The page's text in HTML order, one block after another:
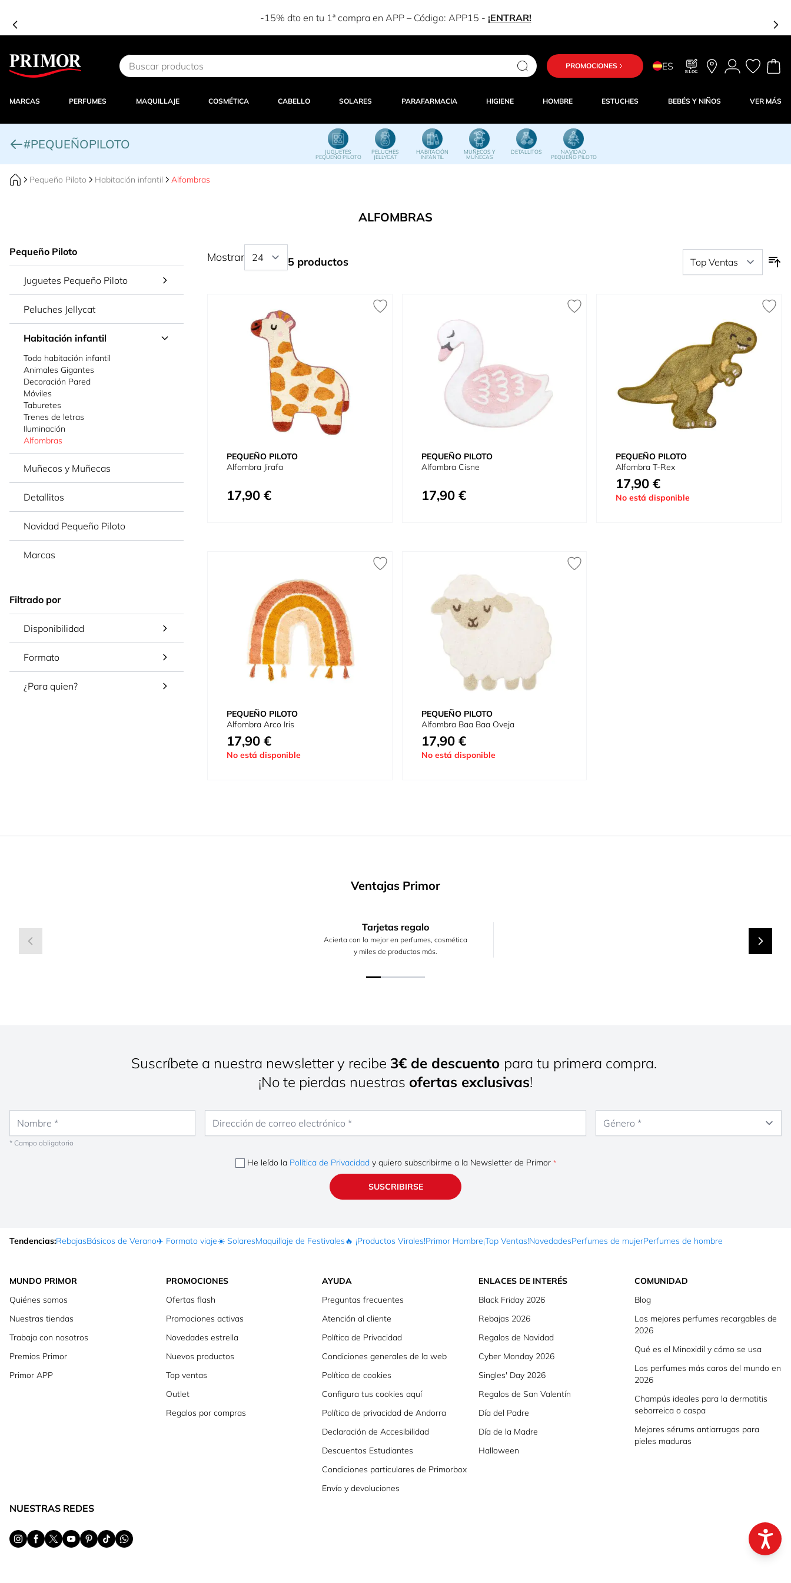
Ir al contenido
PROMOCIONES ES BLOG
MARCAS PERFUMES MAQUILLAJE COSMÉTICA CABELLO SOLARES PARAFARMACIA HIGIENE HOMBRE ESTUCHES BEBÉS Y NIÑOS VER MÁS
#PEQUEÑOPILOTO
JUGUETES
PEQUEÑO PILOTO
PELUCHES
JELLYCAT
HABITACIÓN
INFANTIL
MUÑECOS Y
MUÑECAS
DETALLITOS
NAVIDAD
PEQUEÑO PILOTO
Pequeño Piloto Habitación infantil Alfombras
ALFOMBRAS
Pequeño Piloto
Juguetes Pequeño Piloto
Peluches Jellycat
Habitación infantil
Todo habitación infantil
Animales Gigantes
Decoración Pared
Móviles
Taburetes
Trenes de letras
Iluminación
Alfombras
Muñecos y Muñecas
Detallitos
Navidad Pequeño Piloto
Marcas
Filtrado por
Disponibilidad
Formato
¿Para quien?
Mostrar 5 productos
PEQUEÑO PILOTO
Alfombra Jirafa
17,90 €
PEQUEÑO PILOTO
Alfombra Cisne
17,90 €
PEQUEÑO PILOTO
Alfombra T-Rex
17,90 €
No está disponible
PEQUEÑO PILOTO
Alfombra Arco Iris
17,90 €
No está disponible
PEQUEÑO PILOTO
Alfombra Baa Baa Oveja
17,90 €
No está disponible
Ventajas Primor
Tarjetas regalo
Acierta con lo mejor en perfumes, cosmética
y miles de productos más.
Suscríbete a nuestra newsletter y recibe 3€ de descuento para tu primera compra.
¡No te pierdas nuestras ofertas exclusivas!
* Campo obligatorio
He leído la Política de Privacidady quiero subscribirme a la Newsletter de Primor
SUSCRIBIRSE
Tendencias:RebajasBásicos de Verano✈️ Formato viaje☀️ SolaresMaquillaje de Festivales🔥 ¡Productos Virales!Primor Hombre¡Top Ventas!NovedadesPerfumes de mujerPerfumes de hombre
MUNDO PRIMOR
Quiénes somos
Nuestras tiendas
Trabaja con nosotros
Premios Primor
Primor APP
PROMOCIONES
Ofertas flash
Promociones activas
Novedades estrella
Nuevos productos
Top ventas
Outlet
Regalos por compras
AYUDA
Preguntas frecuentes
Atención al cliente
Política de Privacidad
Condiciones generales de la web
Política de cookies
Configura tus cookies aquí
Política de privacidad de Andorra
Declaración de Accesibilidad
Descuentos Estudiantes
Condiciones particulares de Primorbox
Envío y devoluciones
ENLACES DE INTERÉS
Black Friday 2026
Rebajas 2026
Regalos de Navidad
Cyber Monday 2026
Singles' Day 2026
Regalos de San Valentín
Día del Padre
Día de la Madre
Halloween
COMUNIDAD
Blog
Los mejores perfumes recargables de
2026
Qué es el Minoxidil y cómo se usa
Los perfumes más caros del mundo en
2026
Champús ideales para la dermatitis
seborreica o caspa
Mejores sérums antiarrugas para
pieles maduras
NUESTRAS REDES